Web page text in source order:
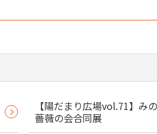
【陽だまり広場vol.71】み
薔薇の会合同展